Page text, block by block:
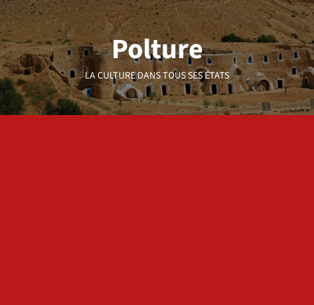
Aller
au
contenu
Polture
LA CULTURE DANS TOUS SES ÉTATS